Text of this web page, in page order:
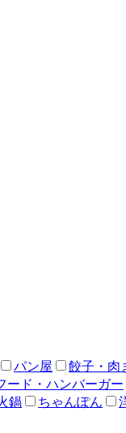
パン屋 餃子・肉
ード・ハンバーガー
鍋 ちゃんぽん